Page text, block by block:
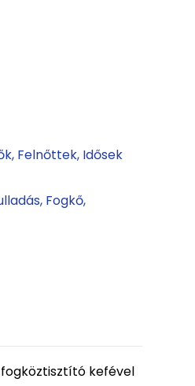
Felnőttek Idősek
Fogkő
kefével